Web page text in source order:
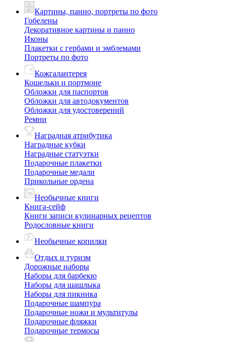
Картины, панно, портреты по фото
Гобелены
Декоративное картины и панно
Иконы
Плакетки с гербами и эмблемами
Портреты по фото
Кожгалантерея
Кошельки и портмоне
Обложки для паспортов
Обложки для автодокументов
Обложки для удостоверений
Ремни
Наградная атрибутика
Наградные кубки
Наградные статуэтки
Подарочные плакетки
Подарочные медали
Прикольные ордена
Необычные книги
Книга-сейф
Книги записи кулинарных рецептов
Родословные книги
Необычные копилки
Отдых и туризм
Дорожные наборы
Наборы для барбекю
Наборы для шашлыка
Наборы для пикника
Подарочные шампура
Подарочные ножи и мультитулы
Подарочные фляжки
Подарочные термосы